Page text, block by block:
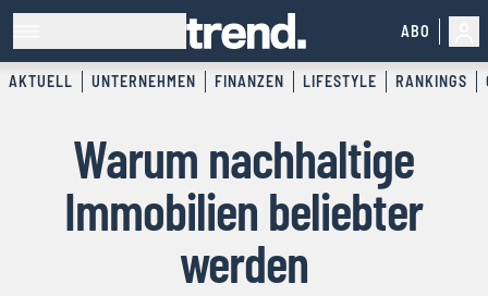
ABO
AKTUELL UNTERNEHMEN FINANZEN LIFESTYLE RANKINGS
Warum nachhaltige
Immobilien beliebter
werden